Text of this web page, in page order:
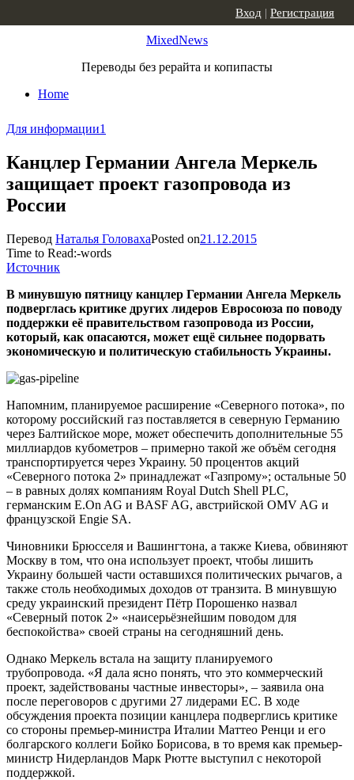
MixedNews
Переводы без рерайта и копипасты
Home
Вход | Регистрация
Для информации1
Канцлер Германии Ангела Меркель
защищает проект газопровода из
России
Перевод Наталья ГоловахаPosted on21.12.2015
Time to Read:-words
Источник
В минувшую пятницу канцлер Германии Ангела Меркель
подверглась критике других лидеров Евросоюза по поводу
поддержки её правительством газопровода из России,
который, как опасаются, может ещё сильнее подорвать
экономическую и политическую стабильность Украины.
Напомним, планируемое расширение «Северного потока», по
которому российский газ поставляется в северную Германию
через Балтийское море, может обеспечить дополнительные 55
миллиардов кубометров – примерно такой же объём сегодня
транспортируется через Украину. 50 процентов акций
«Северного потока 2» принадлежат «Газпрому»; остальные 50
– в равных долях компаниям Royal Dutch Shell PLC,
германским E.On AG и BASF AG, австрийской OMV AG и
французской Engie SA.
Чиновники Брюсселя и Вашингтона, а также Киева, обвиняют
Москву в том, что она использует проект, чтобы лишить
Украину большей части оставшихся политических рычагов, а
также столь необходимых доходов от транзита. В минувшую
среду украинский президент Пётр Порошенко назвал
«Северный поток 2» «наисерьёзнейшим поводом для
беспокойства» своей страны на сегодняшний день.
Однако Меркель встала на защиту планируемого
трубопровода. «Я дала ясно понять, что это коммерческий
проект, задействованы частные инвесторы», – заявила она
после переговоров с другими 27 лидерами ЕС. В ходе
обсуждения проекта позиции канцлера подверглись критике
со стороны премьер-министра Италии Маттео Ренци и его
болгарского коллеги Бойко Борисова, в то время как премьер-
министр Нидерландов Марк Рютте выступил с некоторой
поддержкой.